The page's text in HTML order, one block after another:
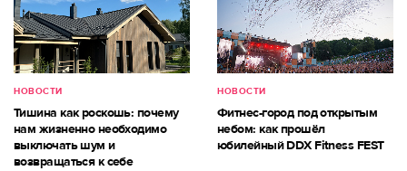
НОВОСТИ
Тишина как роскошь: почему
нам жизненно необходимо
выключать шум и
возвращаться к себе
НОВОСТИ
Фитнес-город под открытым
небом: как прошёл
юбилейный DDX Fitness FEST